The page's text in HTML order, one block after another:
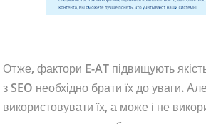
Отже, фактори E-AT підвищують
з SEO необхідно брати їх до уваги.
використовувати їх, а може і не